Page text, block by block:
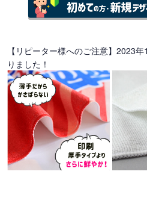
【リピーター様へのご注意】2023
りました！